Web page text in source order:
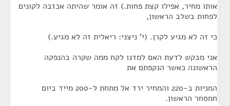
אותו מחיר, אפילו קצת פחות.) זה אומר שהיתה אכזבה לקונים
לפחות בשלב הראשון,
כי זה לא מגיע לקרן. (י' ניצני: ריאלית זה לא מגיע.)
אני מבקש לדעת האם למדנו לקח ממה שקרה בהנפקה
הראשונה כאשר הנקפתם את
המניות ב-220 והמחיר ירד אל מתחת ל-200 מייד ביום
חמסחר הראשון.